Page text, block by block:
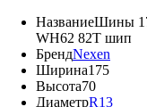
НазваниеШины
WH62 82T шип
БрендNexen
Ширина175
Высота70
ДиаметрR13